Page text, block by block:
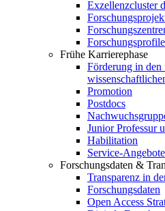
Exzellenzcluster
Frühe Karrierephase
Förderung in den
Promotion
Postdocs
Junior Professur
Habilitation
Service-
Forschungsdaten &
Transparenz in
Forschungsdaten
Open Access